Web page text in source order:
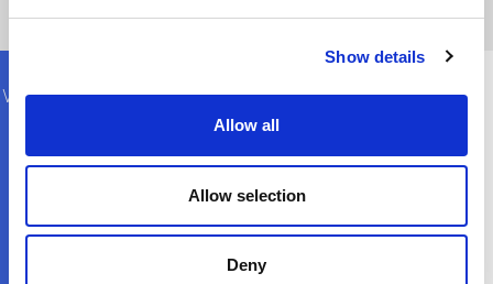
Show details
Allow all
Allow selection
Deny
Was könnte ich zu einer Person sagen, die sich auf
diese Überzeugung versteift hat?